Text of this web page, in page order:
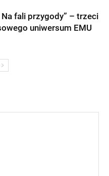
Na fali przygody” – trzeci
uniwersum EMU